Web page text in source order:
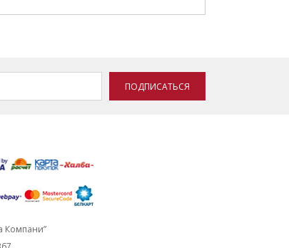
ПОДПИСАТЬСЯ
Компани”